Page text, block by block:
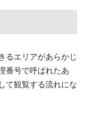
るエリアがあらかじ
番号で呼ばれたあ
て観覧する流れにな